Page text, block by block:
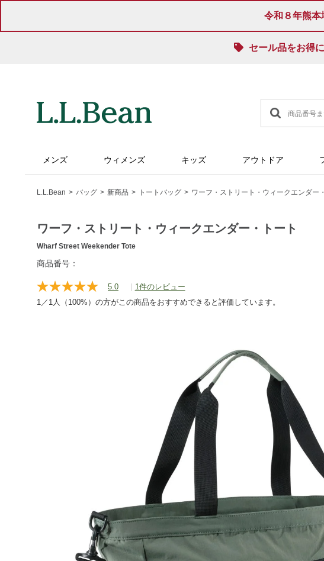
令和８年熊本
セール品をお得
メンズ ウィメンズ キッズ アウトドア
L.L.Bean バッグ 新商品 トートバッグ ワーフ・ストリート・ウィークエンダー
ワーフ・ストリート・ウィークエンダー・トート
Wharf Street Weekender Tote
https://www.llbean.co.jp/tote-
商品番号：
5.0
レ
ビ
| 1件のレビュー
1／1人（100%）の方がこの商品をおすすめできると評価しています。